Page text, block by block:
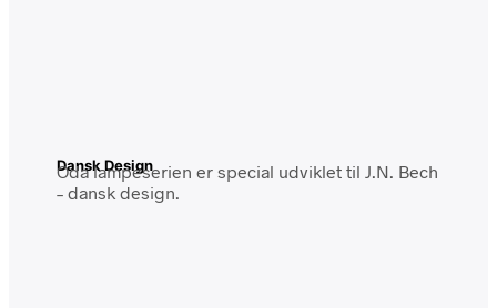
Dansk Design
Oda lampeserien er special udviklet til J.N. Bech
– dansk design.